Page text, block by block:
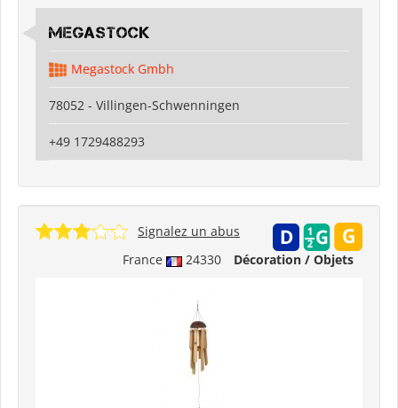
Megastock
Megastock Gmbh
78052 - Villingen-Schwenningen
+49 1729488293
France 24330 Décoration / Objets
Signalez un abus